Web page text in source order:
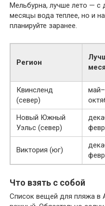
Мельбурна, лучше лето — с
месяцы вода теплее, но и
планируйте заранее.
Регион
Квинсленд
(север)
май–
Новый Южный
Уэльс (север)
Виктория (юг)
Что взять с собой
Список вещей для пляжа в